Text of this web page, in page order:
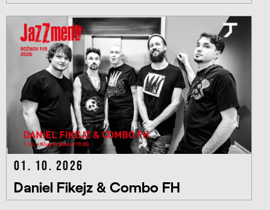
01. 10. 2026
Daniel Fikejz & Combo FH